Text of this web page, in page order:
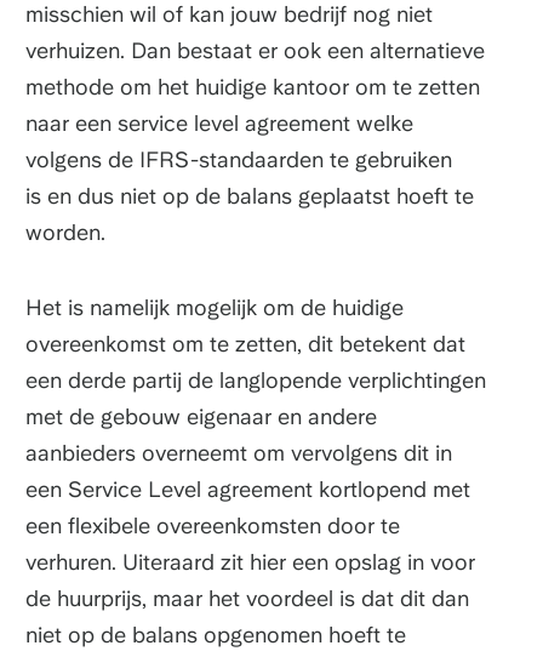
misschien wil of kan jouw bedrijf nog niet
verhuizen. Dan bestaat er ook een alternatieve
methode om het huidige kantoor om te zetten
naar een service level agreement welke
volgens de IFRS-standaarden te gebruiken
is en dus niet op de balans geplaatst hoeft te
worden.
Het is namelijk mogelijk om de huidige
overeenkomst om te zetten, dit betekent dat
een derde partij de langlopende verplichtingen
met de gebouw eigenaar en andere
aanbieders overneemt om vervolgens dit in
een Service Level agreement kortlopend met
een flexibele overeenkomsten door te
verhuren. Uiteraard zit hier een opslag in voor
de huurprijs, maar het voordeel is dat dit dan
niet op de balans opgenomen hoeft te